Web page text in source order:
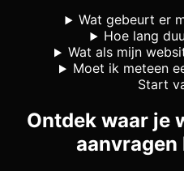
Wat gebeurt er
Hoe lang
Wat als mijn
Moet ik meteen
Start
Ontdek waar je
aanvragen